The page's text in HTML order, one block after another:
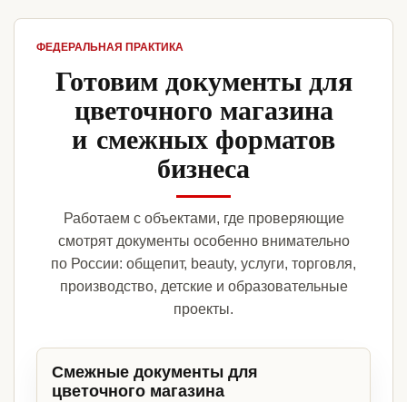
ФЕДЕРАЛЬНАЯ ПРАКТИКА
Готовим документы для
цветочного магазина
и смежных форматов
бизнеса
Работаем с объектами, где проверяющие
смотрят документы особенно внимательно
по России: общепит, beauty, услуги, торговля,
производство, детские и образовательные
проекты.
Смежные документы для
цветочного магазина